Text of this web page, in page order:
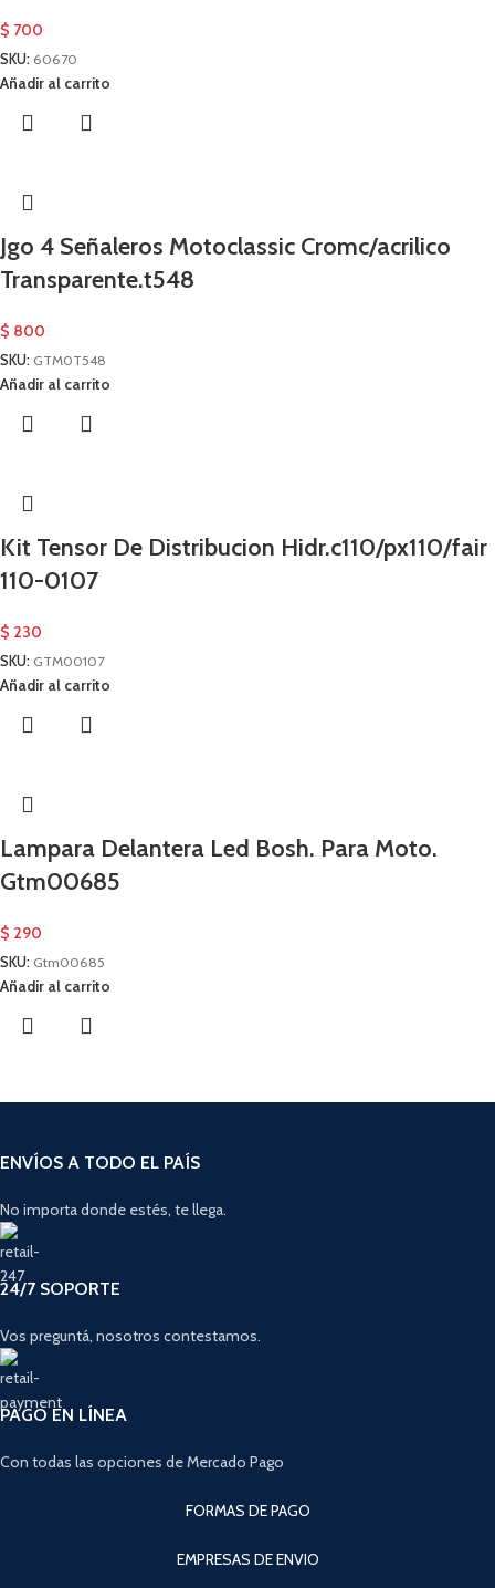
$ 700
SKU: 60670
Añadir al carrito
Jgo 4 Señaleros Motoclassic Cromc/acrilico
Transparente.t548
$ 800
SKU: GTM0T548
Añadir al carrito
Kit Tensor De Distribucion Hidr.c110/px110/fair
110-0107
$ 230
SKU: GTM00107
Añadir al carrito
Lampara Delantera Led Bosh. Para Moto.
Gtm00685
$ 290
SKU: Gtm00685
Añadir al carrito
ENVÍOS A TODO EL PAÍS
No importa donde estés, te llega.
24/7 SOPORTE
Vos preguntá, nosotros contestamos.
PAGO EN LÍNEA
Con todas las opciones de Mercado Pago
FORMAS DE PAGO
EMPRESAS DE ENVIO